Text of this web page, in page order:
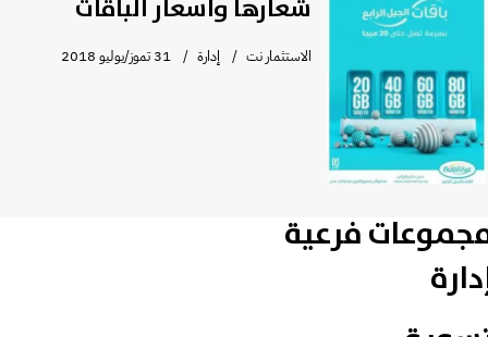
شعارها واسعار الباقات
الاستثمار نت إدارة 31 تموز/يوليو 2018
فرعية